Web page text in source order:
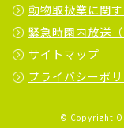
動物取扱業に関
緊急時園内放送
サイトマップ
プライバシーポ
© Copyright